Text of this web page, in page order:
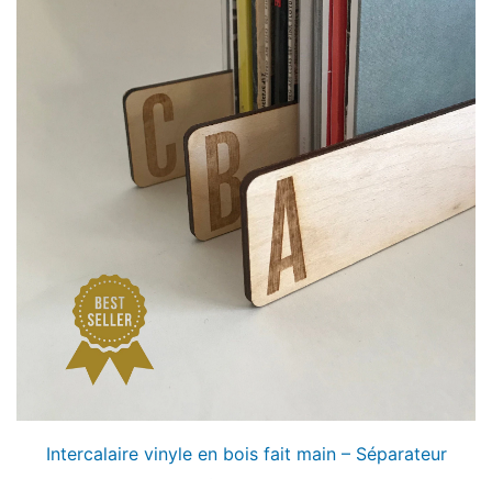
Intercalaire vinyle en bois fait main – Séparateur